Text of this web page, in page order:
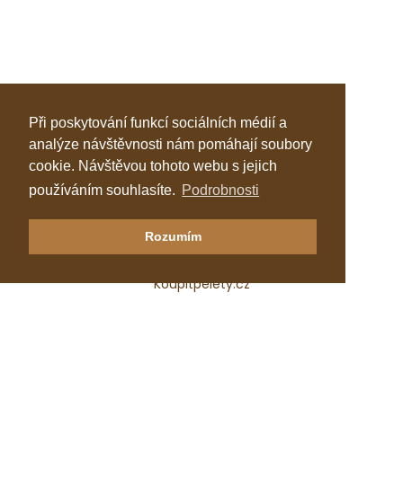
Při poskytování funkcí sociálních médií a
analýze návštěvnosti nám pomáhají soubory
cookie. Návštěvou tohoto webu s jejich
používáním souhlasíte. Podrobnosti
Rozumím
Klastr Česká peleta
Katalog topenářů
Koupitpelety.cz